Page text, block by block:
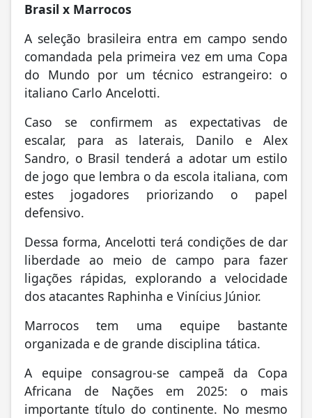
Brasil x Marrocos
A seleção brasileira entra em campo sendo
comandada pela primeira vez em uma Copa
do Mundo por um técnico estrangeiro: o
italiano Carlo Ancelotti.
Caso se confirmem as expectativas de
escalar, para as laterais, Danilo e Alex
Sandro, o Brasil tenderá a adotar um estilo
de jogo que lembra o da escola italiana, com
estes jogadores priorizando o papel
defensivo.
Dessa forma, Ancelotti terá condições de dar
liberdade ao meio de campo para fazer
ligações rápidas, explorando a velocidade
dos atacantes Raphinha e Vinícius Júnior.
Marrocos tem uma equipe bastante
organizada e de grande disciplina tática.
A equipe consagrou-se campeã da Copa
Africana de Nações em 2025: o mais
importante título do continente. No mesmo